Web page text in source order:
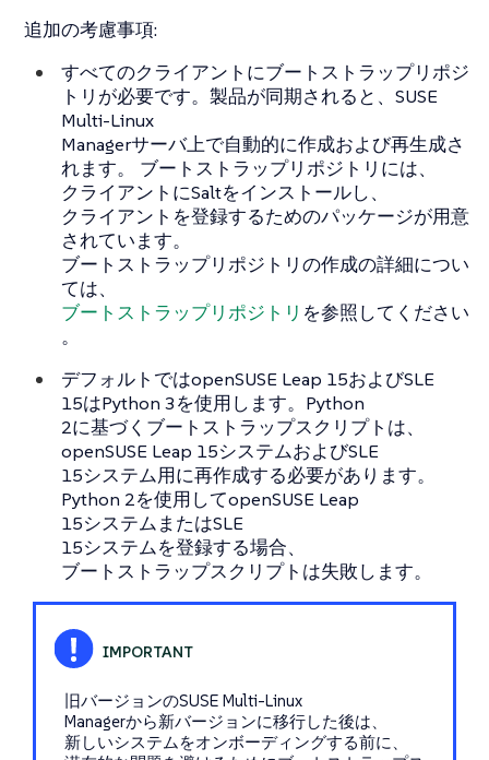
追加の考慮事項:
すべてのクライアントにブートストラップリポジ
トリが必要です。製品が同期されると、SUSE
Multi-Linux
Managerサーバ上で自動的に作成および再生成さ
れます。 ブートストラップリポジトリには、
クライアントにSaltをインストールし、
クライアントを登録するためのパッケージが用意
されています。
ブートストラップリポジトリの作成の詳細につい
ては、
ブートストラップリポジトリ を参照してください
。
デフォルトではopenSUSE Leap 15およびSLE
15はPython 3を使用します。Python
2に基づくブートストラップスクリプトは、
openSUSE Leap 15システムおよびSLE
15システム用に再作成する必要があります。
Python 2を使用してopenSUSE Leap
15システムまたはSLE
15システムを登録する場合、
ブートストラップスクリプトは失敗します。
旧バージョンのSUSE Multi-Linux
Managerから新バージョンに移行した後は、
新しいシステムをオンボーディングする前に、